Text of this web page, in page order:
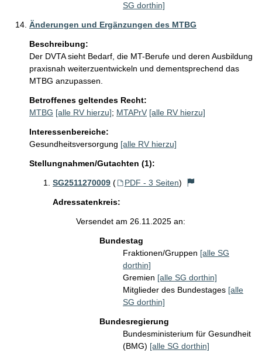
SG dorthin]
Änderungen und Ergänzungen des MTBG
Beschreibung:
Der DVTA sieht Bedarf, die MT-Berufe und deren Ausbildung
praxisnah weiterzuentwickeln und dementsprechend das
MTBG anzupassen.
Betroffenes geltendes Recht:
MTBG [alle RV hierzu]; MTAPrV [alle RV hierzu]
Interessenbereiche:
Gesundheitsversorgung [alle RV hierzu]
Stellungnahmen/Gutachten (1):
SG2511270009 ( PDF - 3 Seiten)
Adressatenkreis:
Versendet am 26.11.2025 an:
Bundestag
Fraktionen/Gruppen [alle SG
dorthin]
Gremien [alle SG dorthin]
Mitglieder des Bundestages [alle
SG dorthin]
Bundesregierung
Bundesministerium für Gesundheit
(BMG) [alle SG dorthin]